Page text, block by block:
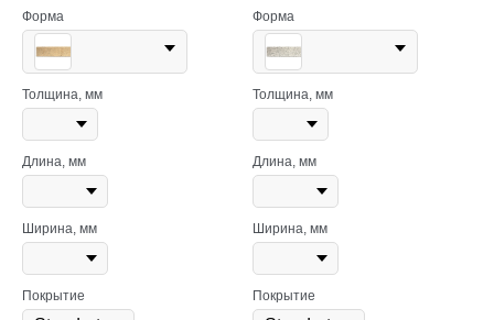
Форма
Толщина, мм
Длина, мм
Ширина, мм
Покрытие
Форма
Толщина, мм
Длина, мм
Ширина, мм
Покрытие